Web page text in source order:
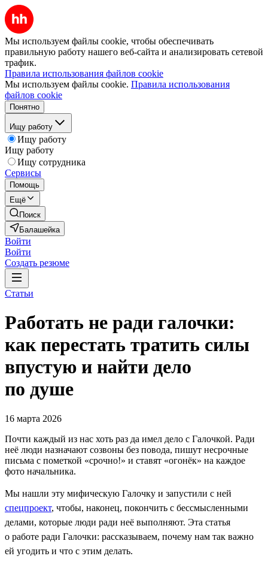
Мы используем файлы cookie, чтобы обеспечивать
правильную работу нашего веб-сайта и анализировать сетевой
трафик.
Правила использования файлов cookie
Мы используем файлы cookie. Правила использования
файлов cookie
Понятно
Ищу работу
Ищу работу
Ищу работу
Ищу сотрудника
Сервисы
Помощь
Ещё
Поиск
Балашейка
Войти
Войти
Создать резюме
Статьи
Работать не ради галочки:
как перестать тратить силы
впустую и найти дело
по душе
16 марта 2026
Почти каждый из нас хоть раз да имел дело с Галочкой. Ради
неё люди назначают созвоны без повода, пишут несрочные
письма с пометкой «срочно!» и ставят «огонёк» на каждое
фото начальника.
Мы нашли эту мифическую Галочку и запустили с ней
спецпроект, чтобы, наконец, покончить с бессмысленными
делами, которые люди ради неё выполняют. Эта статья
о работе ради Галочки: рассказываем, почему нам так важно
ей угодить и что с этим делать.